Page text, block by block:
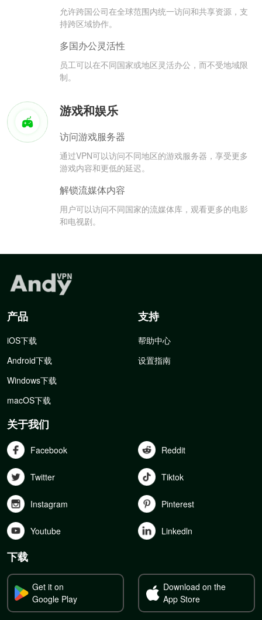
允许跨国公司在全球范围内统一访问和共享资源，支
持跨区域协作。
多国办公灵活性
员工可以在不同国家或地区灵活办公，而不受地域限
制。
游戏和娱乐
访问游戏服务器
通过VPN可以访问不同地区的游戏服务器，享受更多
游戏内容和更低的延迟。
解锁流媒体内容
用户可以访问不同国家的流媒体库，观看更多的电影
和电视剧。
产品
iOS下载
Android下载
Windows下载
macOS下载
支持
帮助中心
设置指南
关于我们
Facebook Reddit
Twitter Tiktok
Instagram Pinterest
Youtube Linkedln
下载
Get it on
Google Play
Download on the
App Store